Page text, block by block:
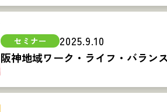
2025.9.10
阪神地域ワーク・ライフ・バラン